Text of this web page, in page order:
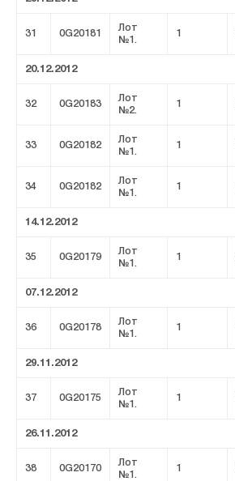
31 0G20181
Лот
№1.
1
20.12.2012
32 0G20183
Лот
№2.
1
33 0G20182
Лот
№1.
1
34 0G20182
Лот
№1.
1
14.12.2012
35 0G20179
Лот
№1.
1
07.12.2012
36 0G20178
Лот
№1.
1
29.11.2012
37 0G20175
Лот
№1.
1
26.11.2012
38 0G20170
Лот
№1.
1